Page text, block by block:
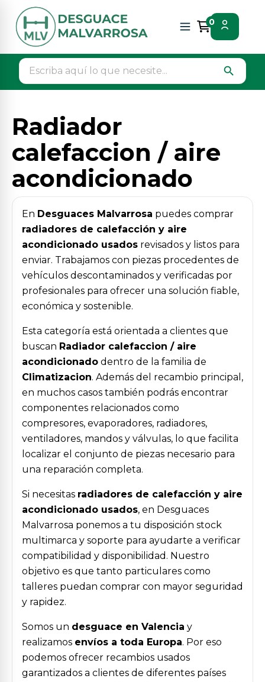
0
search
Inicio Piezas vehículos
Radiador calefaccion / aire acondicionado
Radiador
calefaccion / aire
acondicionado
En Desguaces Malvarrosa puedes comprar
radiadores de calefacción y aire
acondicionado usados revisados y listos para
enviar. Trabajamos con piezas procedentes de
vehículos descontaminados y verificadas por
profesionales para ofrecer una solución fiable,
económica y sostenible.
Esta categoría está orientada a clientes que
buscan Radiador calefaccion / aire
acondicionado dentro de la familia de
Climatizacion. Además del recambio principal,
en muchos casos también podrás encontrar
componentes relacionados como
compresores, evaporadores, radiadores,
ventiladores, mandos y válvulas, lo que facilita
localizar el conjunto de piezas necesario para
una reparación completa.
Si necesitas radiadores de calefacción y aire
acondicionado usados, en Desguaces
Malvarrosa ponemos a tu disposición stock
multimarca y soporte para ayudarte a verificar
compatibilidad y disponibilidad. Nuestro
objetivo es que tanto particulares como
talleres puedan comprar con mayor seguridad
y rapidez.
Somos un desguace en Valencia y
realizamos envíos a toda Europa. Por eso
podemos ofrecer recambios usados
garantizados a clientes de diferentes países